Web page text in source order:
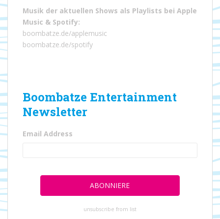
Musik der aktuellen Shows als Playlists bei Apple
Music & Spotify:
boombatze.de/applemusic
boombatze.de/spotify
Boombatze Entertainment
Newsletter
Email Address
unsubscribe from list